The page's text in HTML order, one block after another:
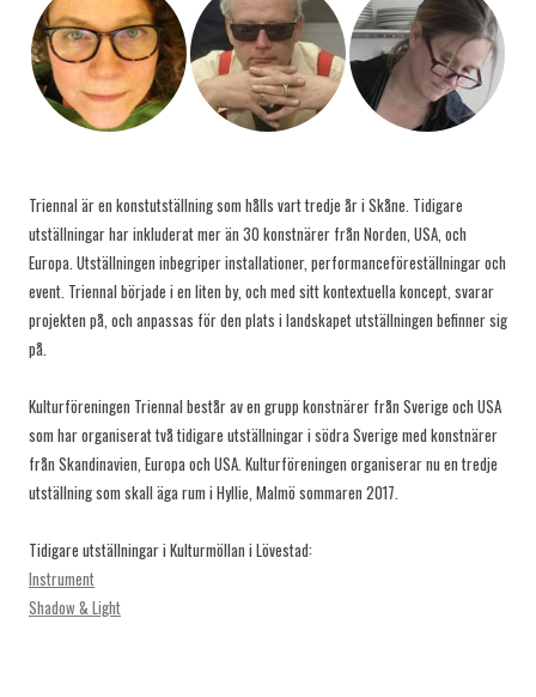
Triennal är en konstutställning som hålls vart tredje år i Skåne. Tidigare
utställningar har inkluderat mer än 30 konstnärer från Norden, USA, och
Europa. Utställningen inbegriper installationer, performanceföreställningar och
event. Triennal började i en liten by, och med sitt kontextuella koncept, svarar
projekten på, och anpassas för den plats i landskapet utställningen befinner sig
på.
Kulturföreningen Triennal består av en grupp konstnärer från Sverige och USA
som har organiserat två tidigare utställningar i södra Sverige med konstnärer
från Skandinavien, Europa och USA. Kulturföreningen organiserar nu en tredje
utställning som skall äga rum i Hyllie, Malmö sommaren 2017.
Tidigare utställningar i Kulturmöllan i Lövestad:
Instrument
Shadow & Light